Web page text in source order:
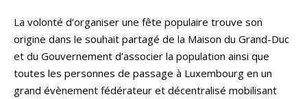
La volonté d’organiser une fête populaire trouve son
origine dans le souhait partagé de la Maison du Grand-Duc
et du Gouvernement d’associer la population ainsi que
toutes les personnes de passage à Luxembourg en un
grand évènement fédérateur et décentralisé mobilisant